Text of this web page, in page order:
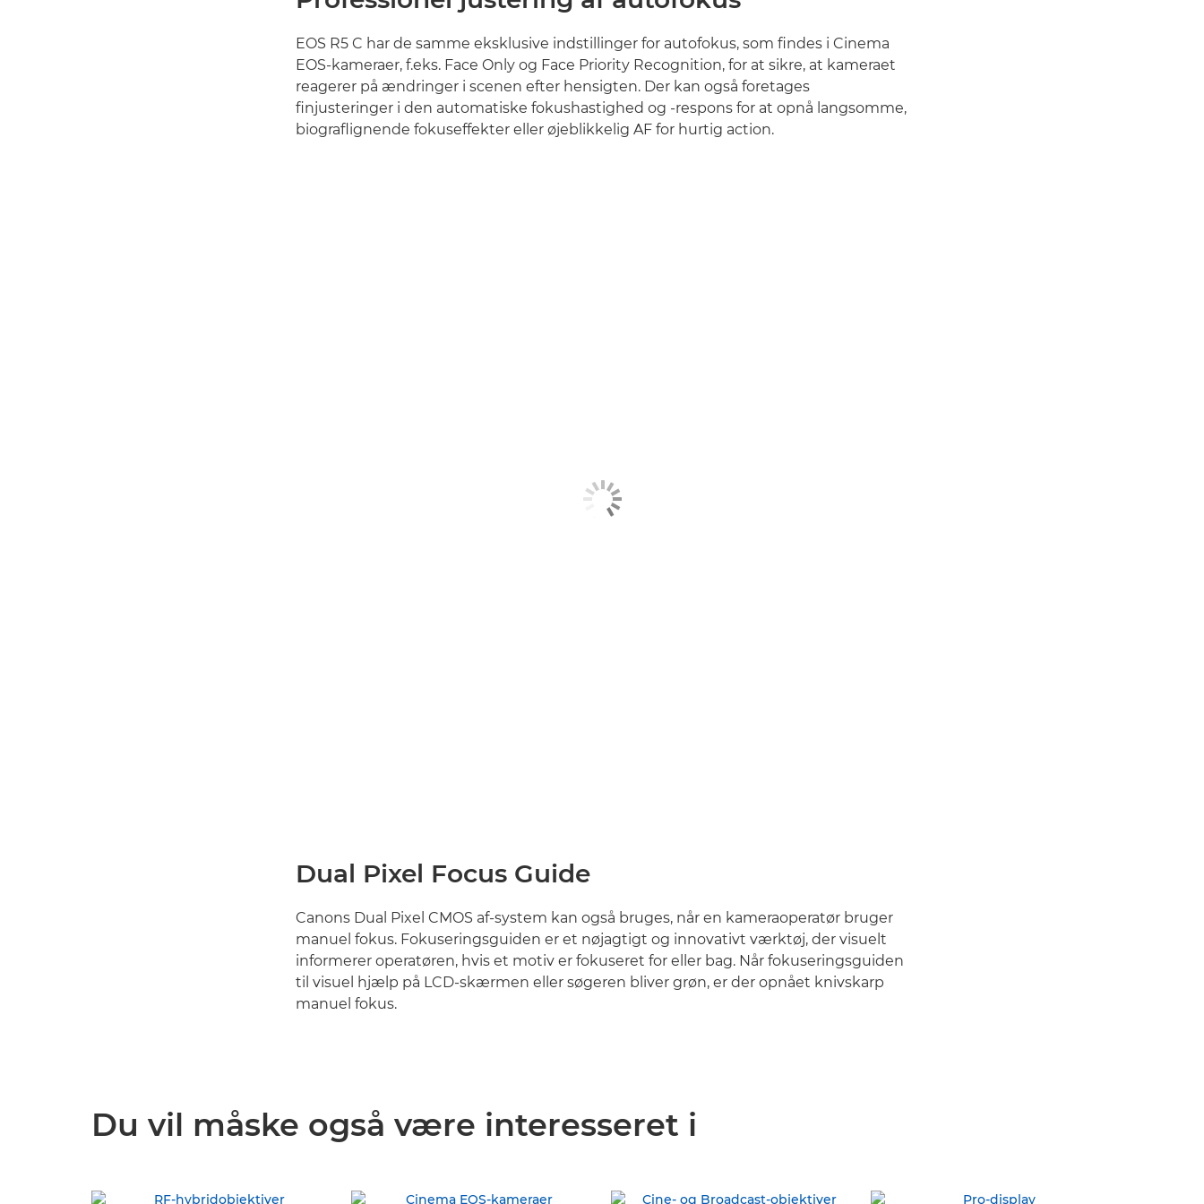
EOS R5 C har de samme eksklusive indstillinger for autofokus, som findes i Cinema
EOS-kameraer, f.eks. Face Only og Face Priority Recognition, for at sikre, at kameraet
reagerer på ændringer i scenen efter hensigten. Der kan også foretages
finjusteringer i den automatiske fokushastighed og -respons for at opnå langsomme,
biograflignende fokuseffekter eller øjeblikkelig AF for hurtig action.
Dual Pixel Focus Guide
Canons Dual Pixel CMOS af-system kan også bruges, når en kameraoperatør bruger
manuel fokus. Fokuseringsguiden er et nøjagtigt og innovativt værktøj, der visuelt
informerer operatøren, hvis et motiv er fokuseret for eller bag. Når fokuseringsguiden
til visuel hjælp på LCD-skærmen eller søgeren bliver grøn, er der opnået knivskarp
manuel fokus.
Du vil måske også være interesseret i